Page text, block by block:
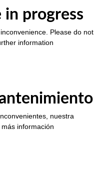
in progress
Please do not
information
nuestra
información